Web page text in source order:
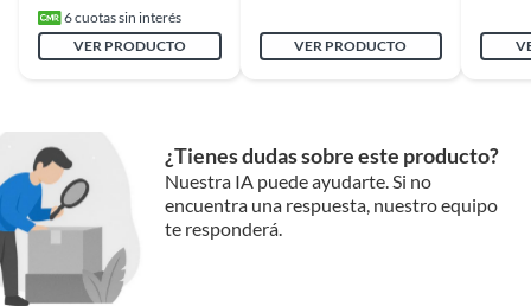
6cuotas sin interés
VER PRODUCTO
VER PRODUCTO
¿Tienes dudas sobre este producto?
Nuestra IA puede ayudarte. Si no
encuentra una respuesta, nuestro equipo
te responderá.